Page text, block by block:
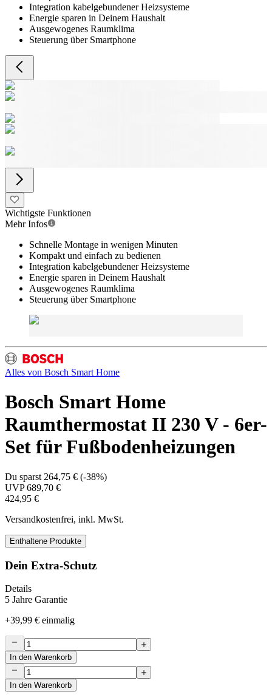
Integration kabelgebundener Heizsysteme
Energie sparen in Deinem Haushalt
Ausgewogenes Raumklima
Steuerung über Smartphone
Wichtigste Funktionen
Mehr Infos
Schnelle Montage in wenigen Minuten
Kompakt und einfach zu bedienen
Integration kabelgebundener Heizsysteme
Energie sparen in Deinem Haushalt
Ausgewogenes Raumklima
Steuerung über Smartphone
Alles von Bosch Smart Home
Bosch Smart Home
Raumthermostat II 230 V - 6er-
Set für Fußbodenheizungen
Du sparst 264,75 € (-38%)
UVP689,70 €
424,95 €
Versandkostenfrei, inkl. MwSt.
Enthaltene Produkte
Dein Extra-Schutz
Details
5 Jahre Garantie
+39,99 € einmalig
In den Warenkorb
In den Warenkorb